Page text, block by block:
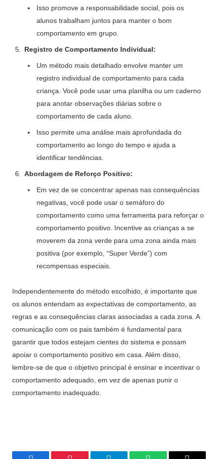
Isso promove a responsabilidade social, pois os
alunos trabalham juntos para manter o bom
comportamento em grupo.
Registro de Comportamento Individual:
Um método mais detalhado envolve manter um
registro individual de comportamento para cada
criança. Você pode usar uma planilha ou um caderno
para anotar observações diárias sobre o
comportamento de cada aluno.
Isso permite uma análise mais aprofundada do
comportamento ao longo do tempo e ajuda a
identificar tendências.
Abordagem de Reforço Positivo:
Em vez de se concentrar apenas nas consequências
negativas, você pode usar o semáforo do
comportamento como uma ferramenta para reforçar o
comportamento positivo. Incentive as crianças a se
moverem da zona verde para uma zona ainda mais
positiva (por exemplo, “Super Verde”) com
recompensas especiais.
Independentemente do método escolhido, é importante que
os alunos entendam as expectativas de comportamento, as
regras e as consequências claras associadas a cada zona. A
comunicação com os pais também é fundamental para
garantir que todos estejam cientes do sistema e possam
apoiar o comportamento positivo em casa. Além disso,
lembre-se de que o objetivo principal é ensinar e incentivar o
comportamento adequado, em vez de apenas punir o
comportamento inadequado.